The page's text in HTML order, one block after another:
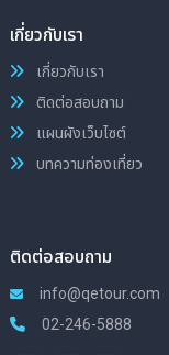
เกี่ยวกับเรา
เกี่ยวกับเรา
ติดต่อสอบถาม
แผนผังเว็บไซต์
บทความท่องเที่ยว
ติดต่อสอบถาม
info@qetour.com
02-246-5888